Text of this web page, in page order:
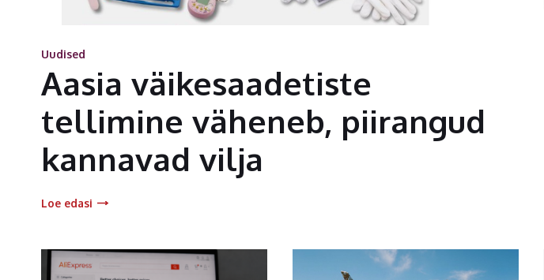
Uudised
Aasia väikesaadetiste
tellimine väheneb, piirangud
kannavad vilja
Loe edasi